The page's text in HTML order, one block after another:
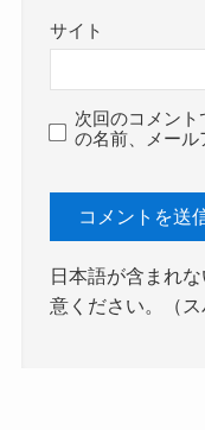
サイト
次回のコメン
の名前、メール
日本語が含まれ
意ください。（ス